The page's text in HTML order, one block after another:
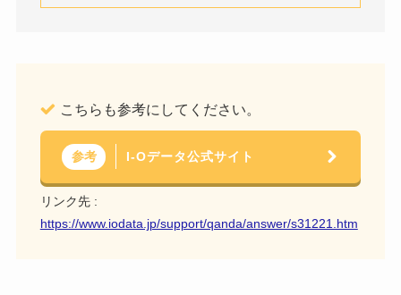
こちらも参考にしてください。
参考 I-Oデータ公式サイト
リンク先 :
https://www.iodata.jp/support/qanda/answer/s31221.htm